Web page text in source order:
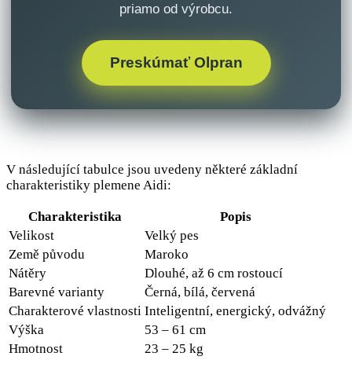
priamo od výrobcu.
Preskúmať Olpran
V následující tabulce jsou uvedeny některé základní
charakteristiky plemene Aidi:
Charakteristika
Popis
Velikost
Velký pes
Země původu
Maroko
Nátěry
Dlouhé, až 6 cm rostoucí
Barevné varianty
Černá, bílá, červená
Charakterové vlastnosti Inteligentní, energický, odvážný
Výška
53 – 61 cm
Hmotnost
23 – 25 kg